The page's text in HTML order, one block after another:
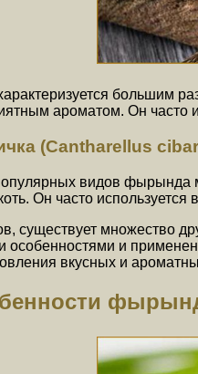
большим
ароматом. Он часто
(Cantharellus
видов фырында
Он часто используется
существует множество
особенностями и
вкусных и